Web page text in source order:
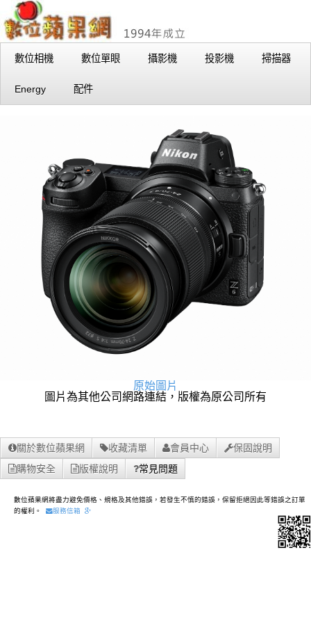
數位相機 數位單眼 攝影機 投影機 掃描器
Energy 配件
原始圖片
圖片為其他公司網路連結，版權為原公司所有
關於數位蘋果網 收藏清單 會員中心
保固說明
購物安全
版權說明 常見問題
數位蘋果網將盡力避免價格、規格及其他錯誤，若發生不慎的錯誤，保留拒絕因此等錯誤之訂單
的權利。
服務信箱